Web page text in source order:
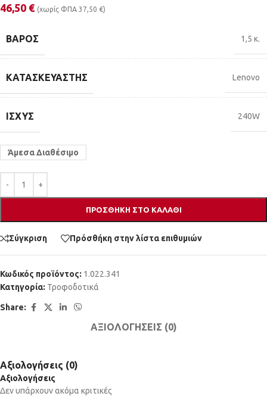
46,50 € (χωρίς ΦΠΑ 37,50 €)
ΒΆΡΟΣ 1,5 κ.
ΚΑΤΑΣΚΕΥΑΣΤΉΣ Lenovo
ΙΣΧΎΣ 240W
Άμεσα Διαθέσιμο
ΠΡΟΣΘΉΚΗ ΣΤΟ ΚΑΛΆΘΙ
Σύγκριση Πρόσθήκη στην λίστα επιθυμιών
Κωδικός προϊόντος: 1.022.341
Κατηγορία: Τροφοδοτικά
Share:
ΑΞΙΟΛΟΓΉΣΕΙΣ (0)
Αξιολογήσεις (0)
Αξιολογήσεις
Δεν υπάρχουν ακόμα κριτικές